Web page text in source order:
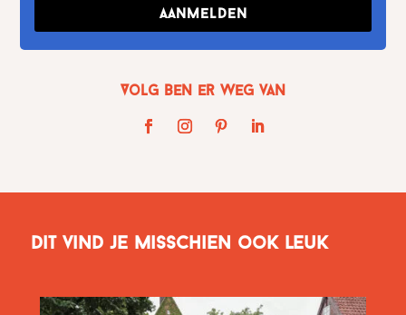
Aanmelden
Volg Ben er weg van
Dit vind je misschien ook leuk